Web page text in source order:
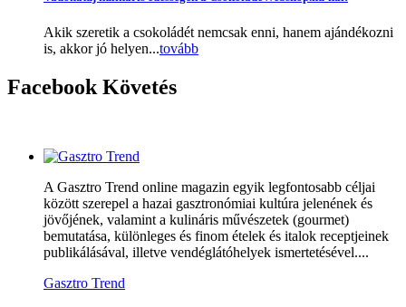
Akik szeretik a csokoládét nemcsak enni, hanem ajándékozni
is, akkor jó helyen...tovább
Facebook Követés
A Gasztro Trend online magazin egyik legfontosabb céljai
között szerepel a hazai gasztronómiai kultúra jelenének és
jövőjének, valamint a kulináris művészetek (gourmet)
bemutatása, különleges és finom ételek és italok receptjeinek
publikálásával, illetve vendéglátóhelyek ismertetésével....
Gasztro Trend